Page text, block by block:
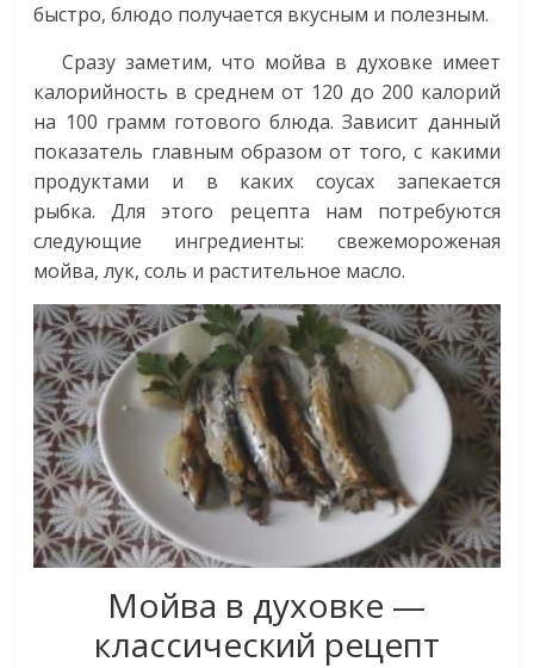
быстро, блюдо получается вкусным и полезным.
Сразу заметим, что мойва в духовке имеет
калорийность в среднем от 120 до 200 калорий
на 100 грамм готового блюда. Зависит данный
показатель главным образом от того, с какими
продуктами и в каких соусах запекается
рыбка. Для этого рецепта нам потребуются
следующие ингредиенты: свежемороженая
мойва, лук, соль и растительное масло.
Мойва в духовке —
классический рецепт